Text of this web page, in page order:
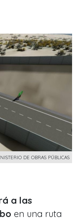
DE OBRAS PÚBLICAS
a las
en una ruta